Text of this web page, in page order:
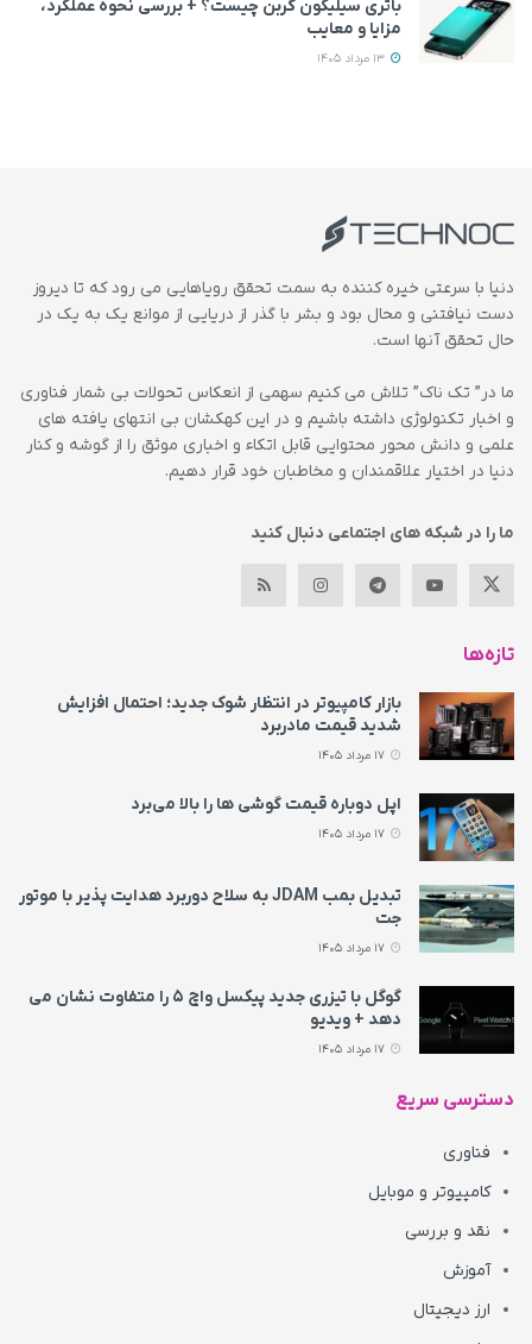
باتری سیلیکون کربن چیست؟ + بررسی نحوه عملکرد،
مزایا و معایب
دنیا با سرعتی خیره کننده به سمت تحقق رویاهایی می رود که تا دیروز
دست نیافتنی و محال بود و بشر با گذر از دریایی از موانع یک به یک در
حال تحقق آنها است.
ما در” تک ناک” تلاش می کنیم سهمی از انعکاس تحولات بی شمار فناوری
و اخبار تکنولوژی داشته باشیم و در این کهکشان بی انتهای یافته های
علمی و دانش محور محتوایی قابل اتکاء و اخباری موثق را از گوشه و کنار
دنیا در اختیار علاقمندان و مخاطبان خود قرار دهیم.
ما را در شبکه های اجتماعی دنبال کنید
تازه‌ها
بازار کامپیوتر در انتظار شوک جدید؛ احتمال افزایش
شدید قیمت مادربرد
اپل دوباره قیمت‌ گوشی ها را بالا می‌برد
تبدیل بمب JDAM به سلاح دوربرد هدایت پذیر با موتور
جت
گوگل با تیزری جدید پیکسل واچ ۵ را متفاوت نشان می‌
دهد + ویدیو
دسترسی سریع
فناوری
کامپیوتر و موبایل
نقد و بررسی
آموزش
ارز دیجیتال